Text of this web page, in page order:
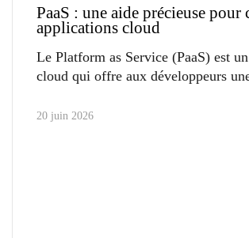
PaaS : une aide précieuse pour
applications cloud
Le Platform as Service (PaaS) est
cloud qui offre aux développeurs
20 juin 2026